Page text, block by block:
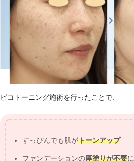
ピコトーニング施術を行ったことで、
すっぴんでも肌がトーンアップ
ファンデーションの厚塗りが不要に